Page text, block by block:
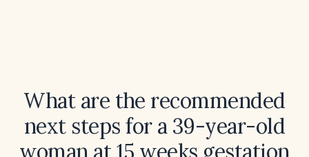
What are the recommended
next steps for a 39-year-old
woman at 15 weeks gestation